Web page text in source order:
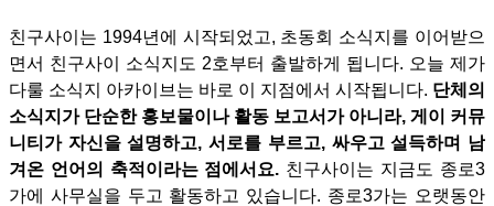
친구사이는 1994년에 시작되었고, 초동회 소식지를 이어받으
면서 친구사이 소식지도 2호부터 출발하게 됩니다. 오늘 제가
다룰 소식지 아카이브는 바로 이 지점에서 시작됩니다. 단체의
소식지가 단순한 홍보물이나 활동 보고서가 아니라, 게이 커뮤
니티가 자신을 설명하고, 서로를 부르고, 싸우고 설득하며 남
겨온 언어의 축적이라는 점에서요. 친구사이는 지금도 종로3
가에 사무실을 두고 활동하고 있습니다. 종로3가는 오랫동안